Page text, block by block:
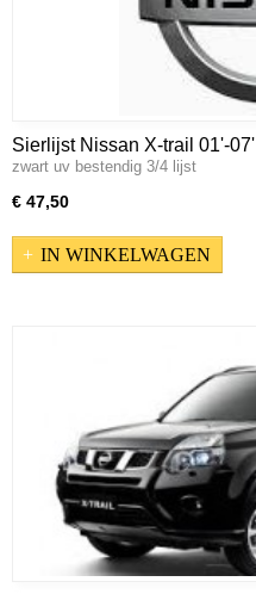
Sierlijst Nissan X-trail 01'-07'
zwart uv bestendig 3/4 lijst
€ 47,50
IN WINKELWAGEN